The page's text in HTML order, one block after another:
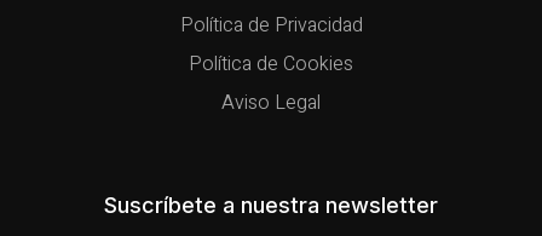
Política de Privacidad
Política de Cookies
Aviso Legal
Suscríbete a nuestra newsletter